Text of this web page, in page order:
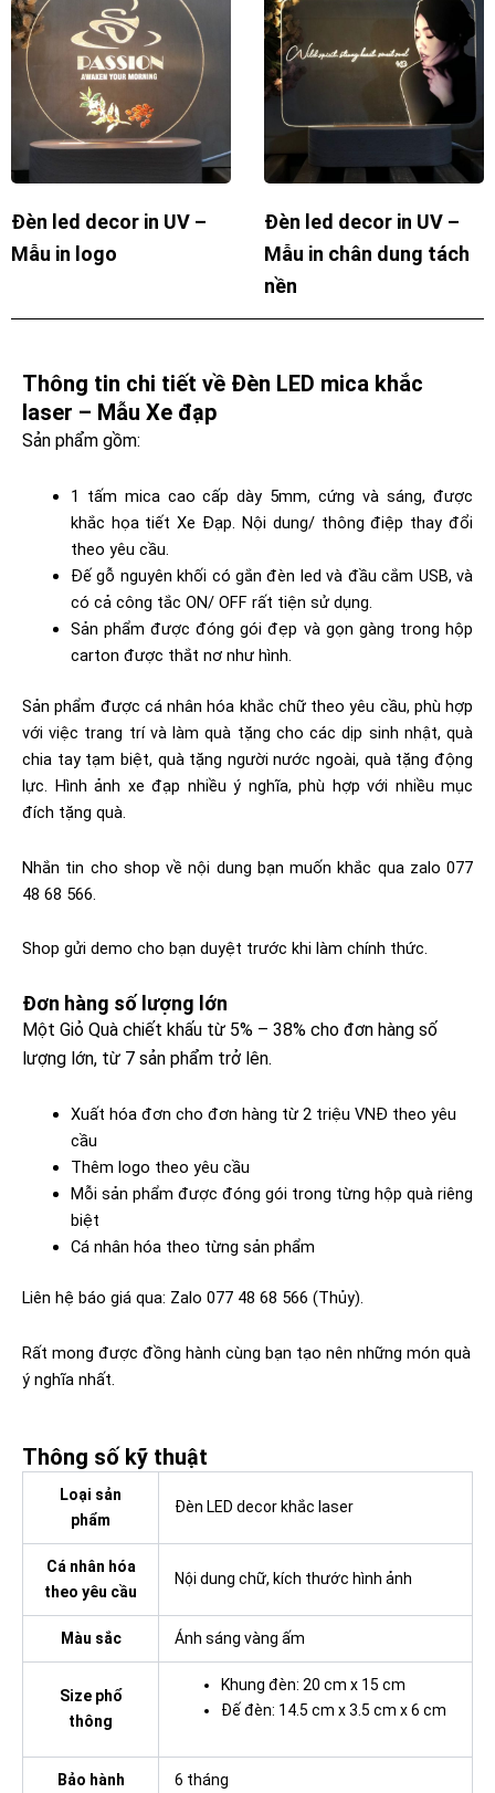
Đèn led decor in UV –
Mẫu in logo
Đèn led decor in UV –
Mẫu in chân dung tách
nền
Thông tin chi tiết về Đèn LED mica khắc
laser – Mẫu Xe đạp
Sản phẩm gồm:
1 tấm mica cao cấp dày 5mm, cứng và sáng, được
khắc họa tiết Xe Đạp. Nội dung/ thông điệp thay đổi
theo yêu cầu.
Đế gỗ nguyên khối có gắn đèn led và đầu cắm USB, và
có cả công tắc ON/ OFF rất tiện sử dụng.
Sản phẩm được đóng gói đẹp và gọn gàng trong hộp
carton được thắt nơ như hình.
Sản phẩm được cá nhân hóa khắc chữ theo yêu cầu, phù hợp
với việc trang trí và làm quà tặng cho các dịp sinh nhật, quà
chia tay tạm biệt, quà tặng người nước ngoài, quà tặng động
lực. Hình ảnh xe đạp nhiều ý nghĩa, phù hợp với nhiều mục
đích tặng quà.
Nhắn tin cho shop về nội dung bạn muốn khắc qua zalo 077
48 68 566.
Shop gửi demo cho bạn duyệt trước khi làm chính thức.
Đơn hàng số lượng lớn​
Một Giỏ Quà chiết khấu từ 5% – 38% cho đơn hàng số
lượng lớn, từ 7 sản phẩm trở lên.
Xuất hóa đơn cho đơn hàng từ 2 triệu VNĐ theo yêu
cầu
Thêm logo theo yêu cầu
Mỗi sản phẩm được đóng gói trong từng hộp quà riêng
biệt
Cá nhân hóa theo từng sản phẩm
Liên hệ báo giá qua: Zalo 077 48 68 566 (Thủy).
Rất mong được đồng hành cùng bạn tạo nên những món quà
ý nghĩa nhất.
Thông số kỹ thuật
Loại sản
phẩm
Đèn LED decor khắc laser
Cá nhân hóa
theo yêu cầu
Nội dung chữ, kích thước hình ảnh
Màu sắc Ánh sáng vàng ấm
Size phổ
thông
Khung đèn: 20 cm x 15 cm
Đế đèn: 14.5 cm x 3.5 cm x 6 cm
Bảo hành 6 tháng